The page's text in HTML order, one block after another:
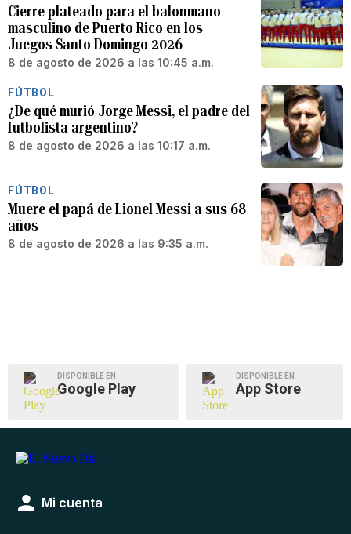
Cierre plateado para el balonmano
masculino de Puerto Rico en los
Juegos Santo Domingo 2026
8 de agosto de 2026 a las 10:45 a.m.
FÚTBOL
¿De qué murió Jorge Messi, el padre del
futbolista argentino?
8 de agosto de 2026 a las 10:17 a.m.
FÚTBOL
Muere el papá de Lionel Messi a sus 68
años
8 de agosto de 2026 a las 9:35 a.m.
DISPONIBLE EN
Google Play
DISPONIBLE EN
App Store
Mi cuenta